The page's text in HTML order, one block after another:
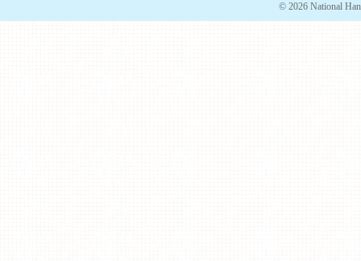
© 2026 National